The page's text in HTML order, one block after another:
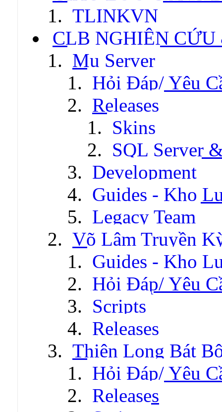
TLINKVN
CLB NGHIÊN
Mu Server
Hỏi Đáp/ Yêu
Releases
Skins
SQL Server
Development
Guides - Kho
Legacy Team
Võ Lâm Truyền
Guides - Kho
Hỏi Đáp/ Yêu
Scripts
Releases
Thiên Long Bát
Hỏi Đáp/ Yêu
Releases